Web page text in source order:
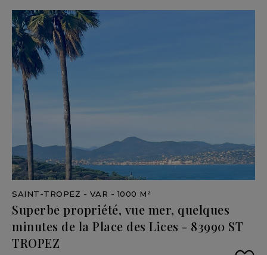
SAINT-TROPEZ - VAR - 1000 M²
Superbe propriété, vue mer, quelques
minutes de la Place des Lices - 83990 ST
TROPEZ